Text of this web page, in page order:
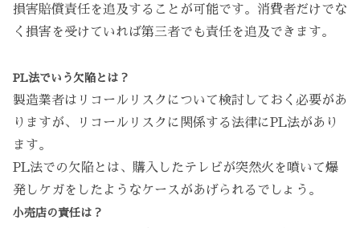
損害賠償責任を追及することが可能です。消費者だけでな
く損害を受けていれば第三者でも責任を追及できます。
PL法でいう欠陥とは？
製造業者はリコールリスクについて検討しておく必要があ
りますが、リコールリスクに関係する法律にPL法があり
ます。
PL法での欠陥とは、購入したテレビが突然火を噴いて爆
発しケガをしたようなケースがあげられるでしょう。
小売店の責任は？